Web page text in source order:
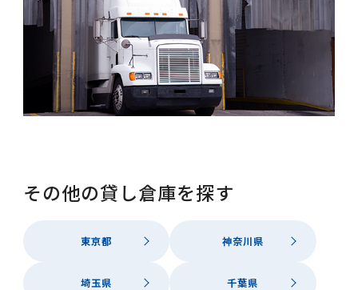
その他の貸し倉庫を探す
東京都 神奈川県
埼玉県 千葉県